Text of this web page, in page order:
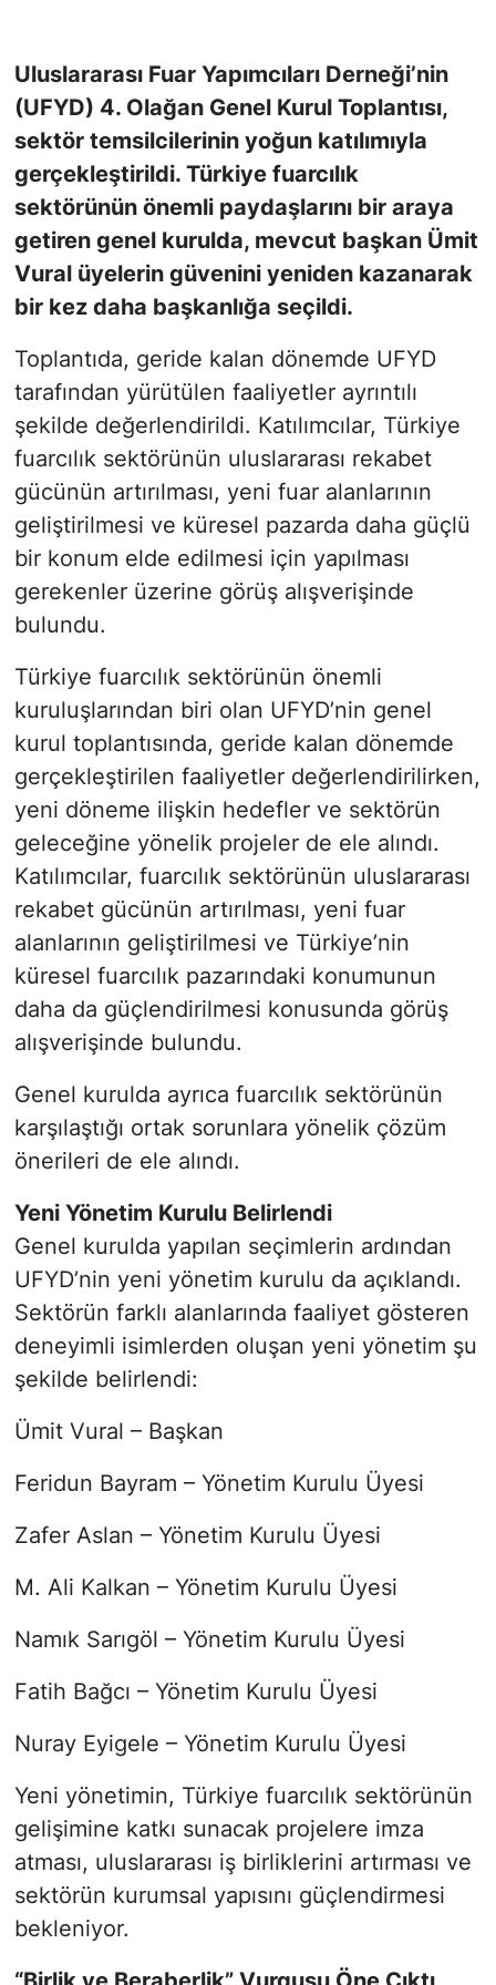
Uluslararası Fuar Yapımcıları Derneği’nin
(UFYD) 4. Olağan Genel Kurul Toplantısı,
sektör temsilcilerinin yoğun katılımıyla
gerçekleştirildi. Türkiye fuarcılık
sektörünün önemli paydaşlarını bir araya
getiren genel kurulda, mevcut başkan Ümit
Vural üyelerin güvenini yeniden kazanarak
bir kez daha başkanlığa seçildi.
Toplantıda, geride kalan dönemde UFYD
tarafından yürütülen faaliyetler ayrıntılı
şekilde değerlendirildi. Katılımcılar, Türkiye
fuarcılık sektörünün uluslararası rekabet
gücünün artırılması, yeni fuar alanlarının
geliştirilmesi ve küresel pazarda daha güçlü
bir konum elde edilmesi için yapılması
gerekenler üzerine görüş alışverişinde
bulundu.
Türkiye fuarcılık sektörünün önemli
kuruluşlarından biri olan UFYD’nin genel
kurul toplantısında, geride kalan dönemde
gerçekleştirilen faaliyetler değerlendirilirken,
yeni döneme ilişkin hedefler ve sektörün
geleceğine yönelik projeler de ele alındı.
Katılımcılar, fuarcılık sektörünün uluslararası
rekabet gücünün artırılması, yeni fuar
alanlarının geliştirilmesi ve Türkiye’nin
küresel fuarcılık pazarındaki konumunun
daha da güçlendirilmesi konusunda görüş
alışverişinde bulundu.
Genel kurulda ayrıca fuarcılık sektörünün
karşılaştığı ortak sorunlara yönelik çözüm
önerileri de ele alındı.
Yeni Yönetim Kurulu Belirlendi
Genel kurulda yapılan seçimlerin ardından
UFYD’nin yeni yönetim kurulu da açıklandı.
Sektörün farklı alanlarında faaliyet gösteren
deneyimli isimlerden oluşan yeni yönetim şu
şekilde belirlendi:
Ümit Vural – Başkan
Feridun Bayram – Yönetim Kurulu Üyesi
Zafer Aslan – Yönetim Kurulu Üyesi
M. Ali Kalkan – Yönetim Kurulu Üyesi
Namık Sarıgöl – Yönetim Kurulu Üyesi
Fatih Bağcı – Yönetim Kurulu Üyesi
Nuray Eyigele – Yönetim Kurulu Üyesi
Yeni yönetimin, Türkiye fuarcılık sektörünün
gelişimine katkı sunacak projelere imza
atması, uluslararası iş birliklerini artırması ve
sektörün kurumsal yapısını güçlendirmesi
bekleniyor.
KONGRE TAKVİMİ
RÖPORTAJLAR
BİYOGRAFİLER